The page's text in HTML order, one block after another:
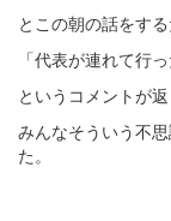
とこの朝の話をす
「代表が連れて行
というコメントが返
みんなそういう不
た。